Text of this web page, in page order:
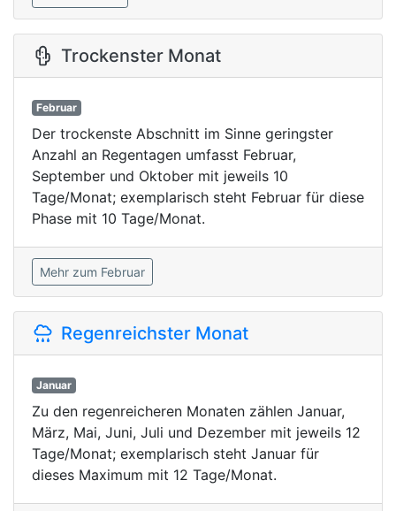
Trockenster Monat
Februar
Der trockenste Abschnitt im Sinne geringster
Anzahl an Regentagen umfasst Februar,
September und Oktober mit jeweils 10
Tage/Monat; exemplarisch steht Februar für diese
Phase mit 10 Tage/Monat.
Mehr zum Februar
Regenreichster Monat
Januar
Zu den regenreicheren Monaten zählen Januar,
März, Mai, Juni, Juli und Dezember mit jeweils 12
Tage/Monat; exemplarisch steht Januar für
dieses Maximum mit 12 Tage/Monat.